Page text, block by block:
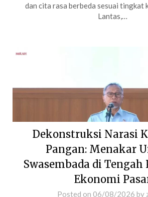
dan cita rasa berbeda sesuai tingkat
Lantas,…
Dekonstruksi Narasi
Pangan: Menakar
Swasembada di Tengah
Ekonomi
Posted on 06/08/2026 by